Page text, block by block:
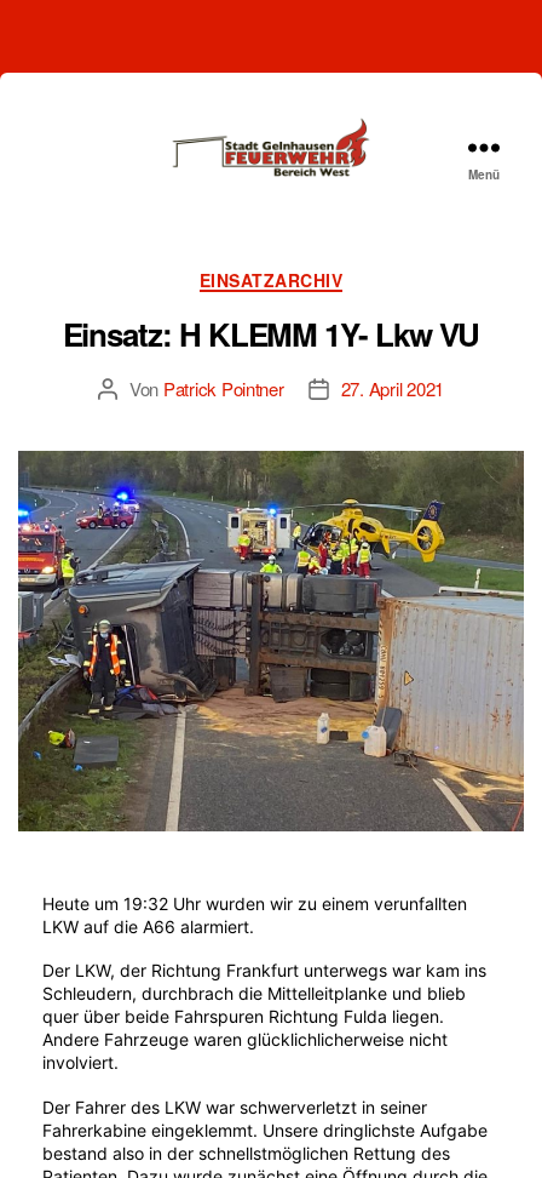
Menü
Kategorien
EINSATZARCHIV
Einsatz: H KLEMM 1Y- Lkw VU
Beitragsautor
Von Patrick Pointner Beitragsdatum
27. April 2021
Heute um 19:32 Uhr wurden wir zu einem verunfallten
LKW auf die A66 alarmiert.
Der LKW, der Richtung Frankfurt unterwegs war kam ins
Schleudern, durchbrach die Mittelleitplanke und blieb
quer über beide Fahrspuren Richtung Fulda liegen.
Andere Fahrzeuge waren glücklichlicherweise nicht
involviert.
Der Fahrer des LKW war schwerverletzt in seiner
Fahrerkabine eingeklemmt. Unsere dringlichste Aufgabe
bestand also in der schnellstmöglichen Rettung des